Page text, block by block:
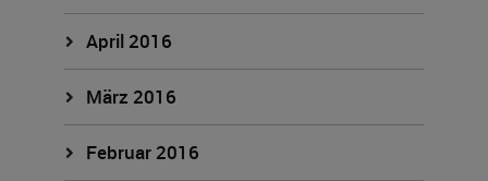
April 2016
März 2016
Februar 2016